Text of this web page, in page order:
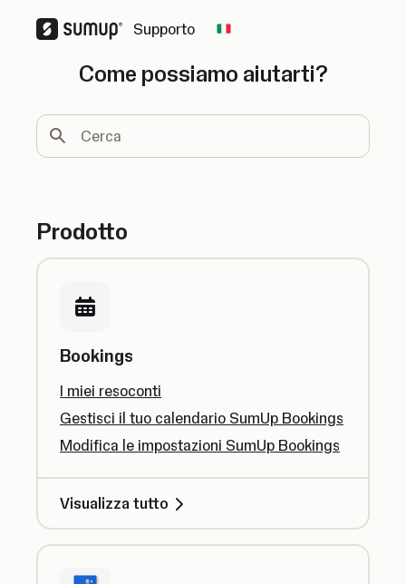
Supporto Change country
Come possiamo aiutarti?
Cerca
Prodotto
Bookings
I miei resoconti
Gestisci il tuo calendario SumUp Bookings
Modifica le impostazioni SumUp Bookings
Visualizza tutto